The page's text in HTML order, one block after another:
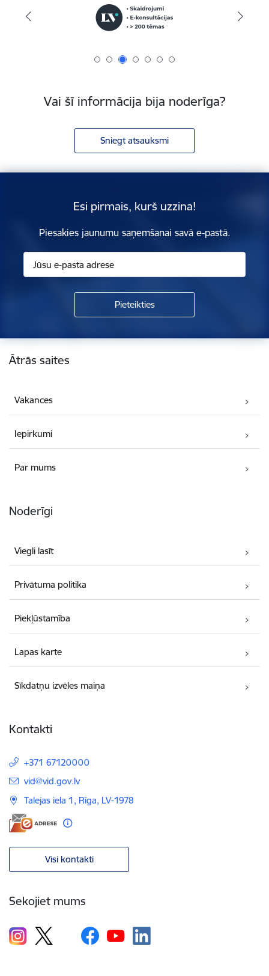
Vai šī informācija bija noderīga?
Sniegt atsauksmi
Esi pirmais, kurš uzzina!
Piesakies jaunumu saņemšanai savā e-pastā.
Kājene
Ātrās saites
Vakances
Iepirkumi
Par mums
Noderīgi
Viegli lasīt
Privātuma politika
Piekļūstamība
Lapas karte
Sīkdatņu izvēles maiņa
Kontakti
+371 67120000
E-pasts:
vid@vid.gov.lv
Talejas iela 1, Rīga, LV-1978
Visi kontakti
Sekojiet mums